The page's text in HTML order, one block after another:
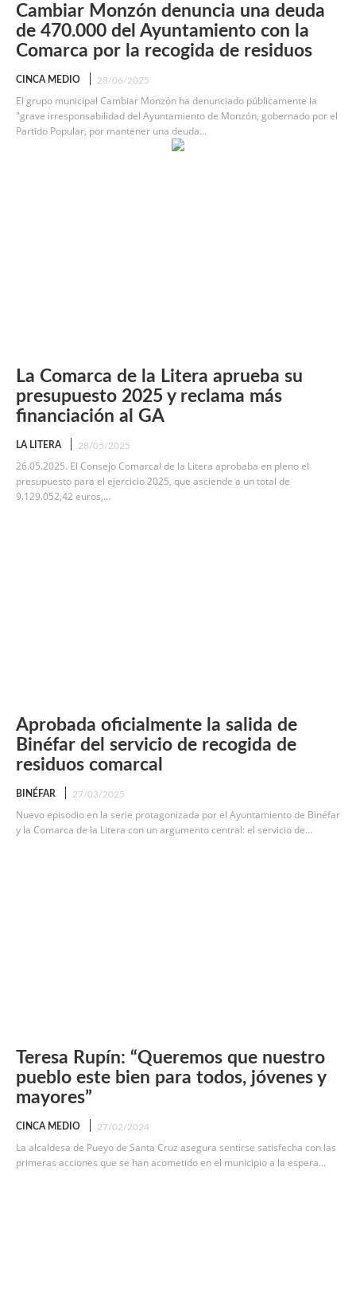
Cambiar Monzón denuncia una deuda
de 470.000 del Ayuntamiento con la
Comarca por la recogida de residuos
CINCA MEDIO 28/06/2025
El grupo municipal Cambiar Monzón ha denunciado públicamente la
"grave irresponsabilidad del Ayuntamiento de Monzón, gobernado por el
Partido Popular, por mantener una deuda...
La Comarca de la Litera aprueba su
presupuesto 2025 y reclama más
financiación al GA
LA LITERA 28/05/2025
26.05.2025. El Consejo Comarcal de la Litera aprobaba en pleno el
presupuesto para el ejercicio 2025, que asciende a un total de
9.129.052,42 euros,...
Aprobada oficialmente la salida de
Binéfar del servicio de recogida de
residuos comarcal
BINÉFAR 27/03/2025
Nuevo episodio en la serie protagonizada por el Ayuntamiento de Binéfar
y la Comarca de la Litera con un argumento central: el servicio de...
Teresa Rupín: “Queremos que nuestro
pueblo este bien para todos, jóvenes y
mayores”
CINCA MEDIO 27/02/2024
La alcaldesa de Pueyo de Santa Cruz asegura sentirse satisfecha con las
primeras acciones que se han acometido en el municipio a la espera...